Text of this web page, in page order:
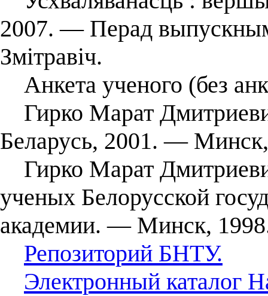
2007. — Перад
Змітравіч.
Анкета ученого (без
Гирко Марат
Беларусь, 2001. —
Гирко Марат
ученых Белорусской
академии. — Минск,
Репозиторий БНТУ.
Электронный каталог